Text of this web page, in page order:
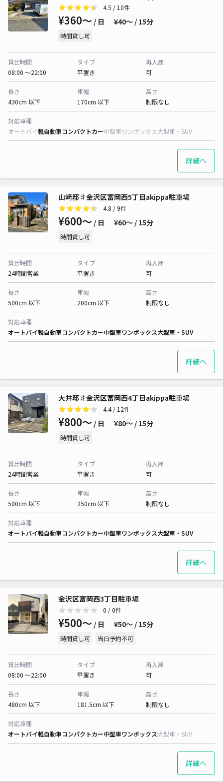
4.5 / 10件
¥360〜 / 日 ¥40〜 / 15分
時間貸し可
貸出時間
08:00 〜22:00
タイプ
平置き
再入庫
可
長さ
430cm 以下
車幅
170cm 以下
高さ
制限なし
対応車種
オートバイ軽自動車コンパクトカー中型車ワンボックス大型車・SUV
詳細へ
山﨑邸♯金沢区富岡西5丁目akippa駐車場
4.8 / 9件
¥600〜 / 日 ¥60〜 / 15分
時間貸し可
貸出時間
24時間営業
タイプ
平置き
再入庫
可
長さ
500cm 以下
車幅
200cm 以下
高さ
制限なし
対応車種
オートバイ軽自動車コンパクトカー中型車ワンボックス大型車・SUV
詳細へ
大井邸♯金沢区富岡西4丁目akippa駐車場
4.4/ 12件
¥800〜 / 日 ¥80〜 / 15分
時間貸し可
貸出時間
24時間営業
タイプ
平置き
再入庫
可
長さ
500cm 以下
車幅
250cm 以下
高さ
制限なし
対応車種
オートバイ軽自動車コンパクトカー中型車ワンボックス大型車・SUV
詳細へ
金沢区富岡西3丁目駐車場
0 / 0件
¥500〜 / 日 ¥50〜 / 15分
時間貸し可 当日予約不可
貸出時間
08:00 〜22:00
タイプ
平置き
再入庫
可
長さ
480cm 以下
車幅
181.5cm 以下
高さ
制限なし
対応車種
オートバイ軽自動車コンパクトカー中型車ワンボックス大型車・SUV
詳細へ